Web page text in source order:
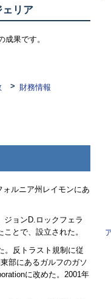
ェリア
果です。
財務情報
ルニア州レイモンにあ
ジョンD.ロックフェラ
とで、設立された。
。反トラスト規制に従
部にあるガルフのガソ
に改めた。2001年